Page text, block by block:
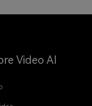
Video AI